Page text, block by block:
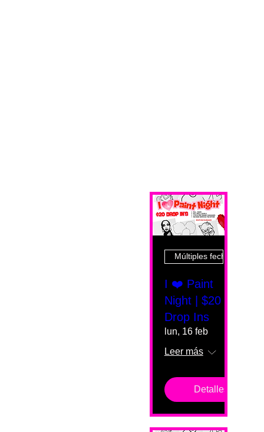
Múltiples fechas
I ❤️ Paint
Night | $20
Drop Ins
lun, 16 feb
Leer más
Detalles